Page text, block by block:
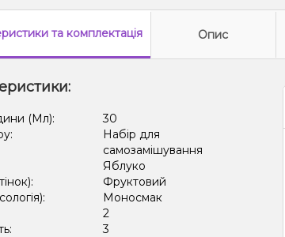
та комплектація Опис
(Мл):
30
Набір для
самозамішування
Яблуко
Фруктовий
Моносмак
2
3